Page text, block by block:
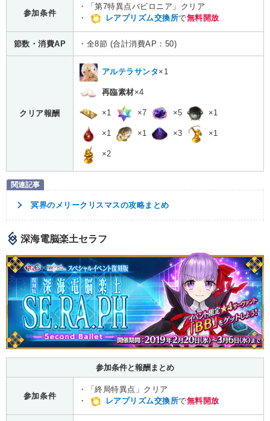
参加条件
・「第7特異点バビロニア」クリア
・
レアプリズム交換所で無料開放
節数・消費AP ・全8節 (合計消費AP：50)
クリア報酬
アルテラサンタ×1
再臨素材×4
×1 ×7 ×5 ×1
×1 ×1 ×3 ×1
×2
冥界のメリークリスマスの攻略まとめ
深海電脳楽土セラフ
参加条件と報酬まとめ
参加条件
・「終局特異点」クリア
・
レアプリズム交換所で無料開放